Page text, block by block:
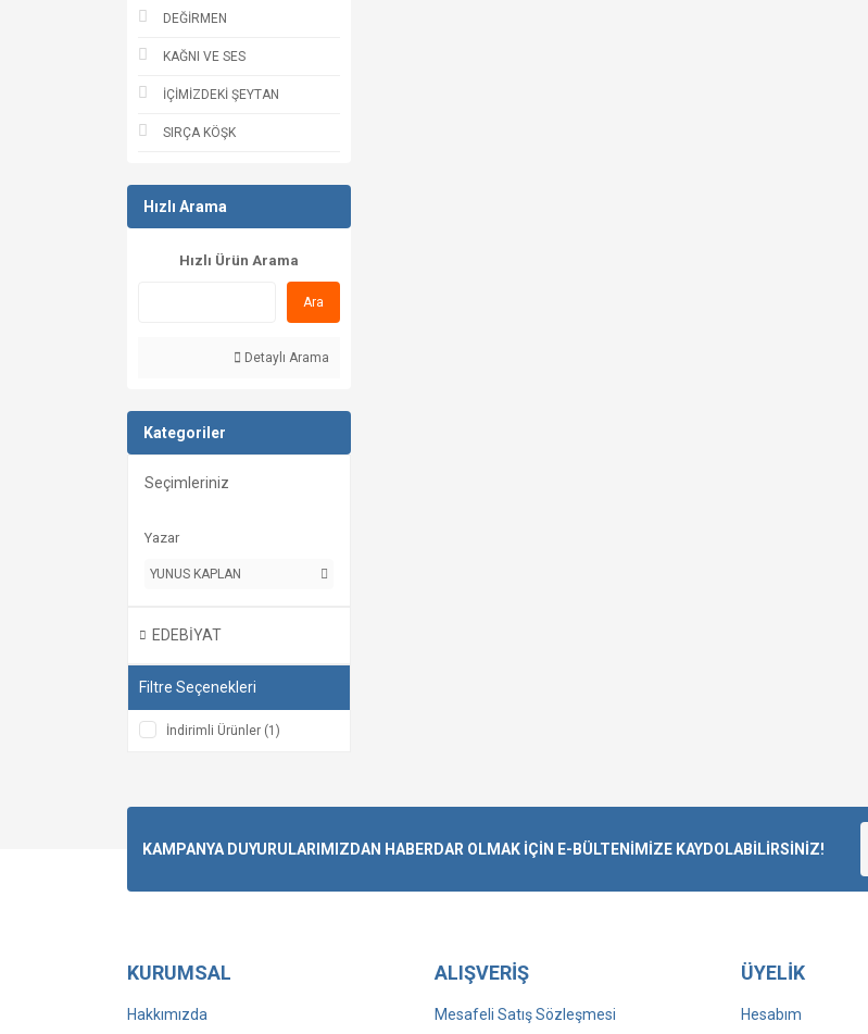
DEĞİRMEN
KAĞNI VE SES
İÇİMİZDEKİ ŞEYTAN
SIRÇA KÖŞK
Hızlı Arama
Hızlı Ürün Arama
Ara
Detaylı Arama
Kategoriler
Seçimleriniz
Yazar
YUNUS KAPLAN
EDEBİYAT
Filtre Seçenekleri
İndirimli Ürünler (1)
KAMPANYA DUYURULARIMIZDAN HABERDAR OLMAK İÇİN E-BÜLTENİMİZE KAYDOLABİLİRSİNİZ!
KURUMSAL
Hakkımızda
ALIŞVERİŞ
Mesafeli Satış Sözleşmesi
ÜYELİK
Hesabım